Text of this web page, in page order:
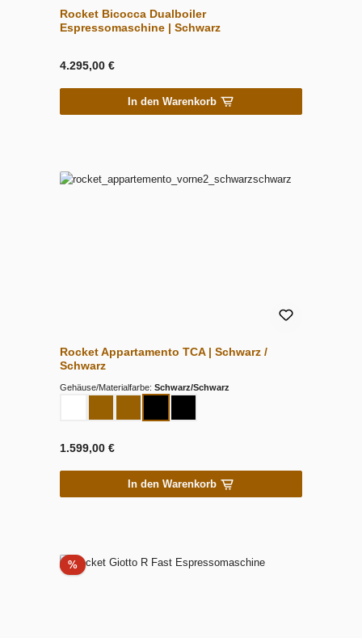
Rocket Bicocca Dualboiler
Espressomaschine | Schwarz
4.295,00 €
In den Warenkorb
Rocket Appartamento TCA | Schwarz /
Schwarz
Gehäuse/Materialfarbe: Schwarz/Schwarz
1.599,00 €
In den Warenkorb
%Rabatt